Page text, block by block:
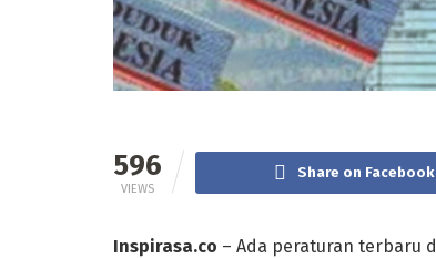
596
VIEWS
Share on Facebook
Inspirasa.co – Ada peraturan terbaru